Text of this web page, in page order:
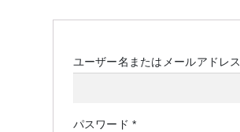
ユーザー名またはメールアドレス
パスワード*必